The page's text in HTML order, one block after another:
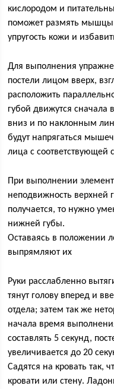
кислородом и
поможет размять мышцы
упругость кожи и
Для выполнения
постели лицом вверх,
расположить
губой движутся сначала
вниз и по наклонным
будут напрягаться
лица с соответствующей
При выполнении
неподвижность верхней
получается, то нужно
нижней губы.
Оставаясь в положении
выпрямляют их
Руки расслабленно
тянут голову вперед и
отдела; затем так же
начала время
составлять 5 секунд,
увеличивается до 20
Садятся на кровать так,
кровати или стену.